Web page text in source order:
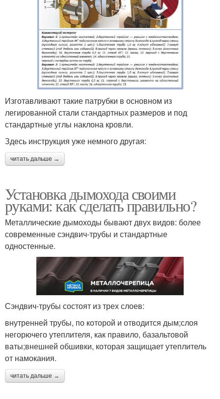
Изготавливают такие патрубки в основном из
легированной стали стандартных размеров и под
стандартные углы наклона кровли.
Здесь инструкция уже немного другая:
читать дальше →
Установка дымохода своими
руками: как сделать правильно?
Металлические дымоходы бывают двух видов: более
современные сэндвич-трубы и стандартные
одностенные.
Сэндвич-трубы состоят из трех слоев:
внутренней трубы, по которой и отводится дым;слоя
негорючего утеплителя, как правило, базальтовой
ваты;внешней обшивки, которая защищает утеплитель
от намокания.
читать дальше →